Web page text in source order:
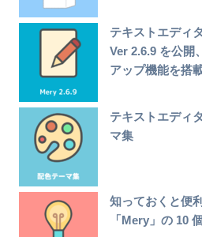
テキストエディ
Ver 2.6.9 を公開
アップ機能を搭
テキストエディ
マ集
知っておくと便
「Mery」の 10